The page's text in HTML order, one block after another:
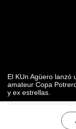
El KUn Agüero lanzó
amateur Copa
y ex estrellas.